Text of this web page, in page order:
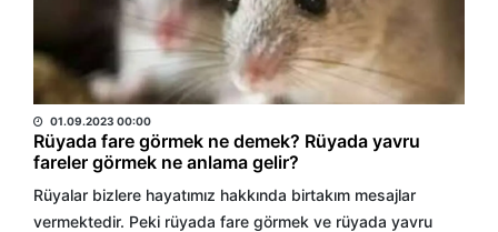
HABER MERKEZİ
01.09.2023 00:00
Rüyada fare görmek ne demek? Rüyada yavru
fareler görmek ne anlama gelir?
Rüyalar bizlere hayatımız hakkında birtakım mesajlar
vermektedir. Peki rüyada fare görmek ve rüyada yavru